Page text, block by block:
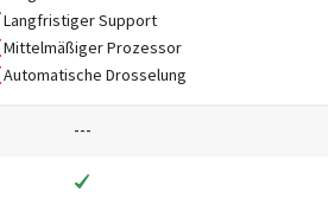
Langfristiger Support
Mittelmäßiger Prozessor
Automatische Drosselung
---